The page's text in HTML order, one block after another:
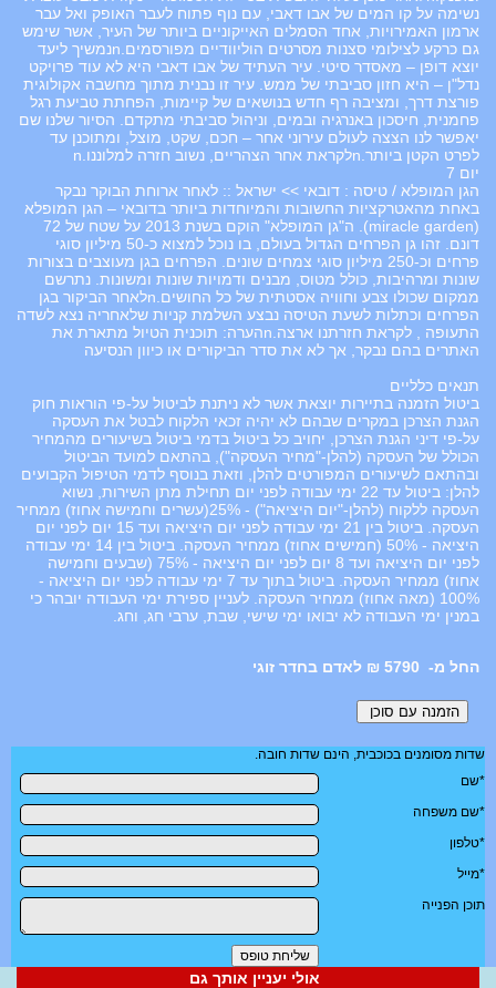
נשימה על קו המים של אבו דאבי, עם נוף פתוח לעבר האופק ואל עבר
ארמון האמירויות, אחד הסמלים האייקוניים ביותר של העיר, אשר שימש
גם כרקע לצילומי סצנות מסרטים הוליוודיים מפורסמים.nנמשיך ליעד
יוצא דופן – מאסדר סיטי. עיר העתיד של אבו דאבי היא לא עוד פרויקט
נדל"ן – היא חזון סביבתי של ממש. עיר זו נבנית מתוך מחשבה אקולוגית
פורצת דרך, ומציבה רף חדש בנושאים של קיימות, הפחתת טביעת רגל
פחמנית, חיסכון באנרגיה ובמים, וניהול סביבתי מתקדם. הסיור שלנו שם
יאפשר לנו הצצה לעולם עירוני אחר – חכם, שקט, מוצל, ומתוכנן עד
לפרט הקטן ביותר.nלקראת אחר הצהריים, נשוב חזרה למלוננו.n
יום 7
הגן המופלא / טיסה : דובאי >> ישראל :: לאחר ארוחת הבוקר נבקר
באחת מהאטרקציות החשובות והמיוחדות ביותר בדובאי – הגן המופלא
(miracle garden). ה"גן המופלא" הוקם בשנת 2013 על שטח של 72
דונם. זהו גן הפרחים הגדול בעולם, בו נוכל למצוא כ-50 מיליון סוגי
פרחים וכ-250 מיליון סוגי צמחים שונים. הפרחים בגן מעוצבים בצורות
שונות ומרהיבות, כולל מטוס, מבנים ודמויות שונות ומשונות. נתרשם
ממקום שכולו צבע וחוויה אסטתית של כל החושים.nלאחר הביקור בגן
הפרחים וכתלות לשעת הטיסה נבצע השלמת קניות שלאחריה נצא לשדה
התעופה , לקראת חזרתנו ארצה.nהערה: תוכנית הטיול מתארת את
האתרים בהם נבקר, אך לא את סדר הביקורים או כיוון הנסיעה
תנאים כלליים
ביטול הזמנה בתיירות יוצאת אשר לא ניתנת לביטול על-פי הוראות חוק
הגנת הצרכן במקרים שבהם לא יהיה זכאי הלקוח לבטל את העסקה
על-פי דיני הגנת הצרכן, יחויב כל ביטול בדמי ביטול בשיעורים מהמחיר
הכולל של העסקה (להלן-"מחיר העסקה"), בהתאם למועד הביטול
ובהתאם לשיעורים המפורטים להלן, וזאת בנוסף לדמי הטיפול הקבועים
להלן: ביטול עד 22 ימי עבודה לפני יום תחילת מתן השירות, נשוא
העסקה ללקוח (להלן-"יום היציאה") - 25%(עשרים וחמישה אחוז) ממחיר
העסקה. ביטול בין 21 ימי עבודה לפני יום היציאה ועד 15 יום לפני יום
היציאה - 50% (חמישים אחוז) ממחיר העסקה. ביטול בין 14 ימי עבודה
לפני יום היציאה ועד 8 יום לפני יום היציאה - 75% (שבעים וחמישה
אחוז) ממחיר העסקה. ביטול בתוך עד 7 ימי עבודה לפני יום היציאה -
100% (מאה אחוז) ממחיר העסקה. לעניין ספירת ימי העבודה יובהר כי
במנין ימי העבודה לא יבואו ימי שישי, שבת, ערבי חג, וחג.
5790 ₪ לאדם בחדר זוגי
שדות מסומנים בכוכבית, הינם שדות חובה.
*שם
*שם משפחה
*טלפון
*מייל
תוכן הפנייה
אולי יעניין אותך גם